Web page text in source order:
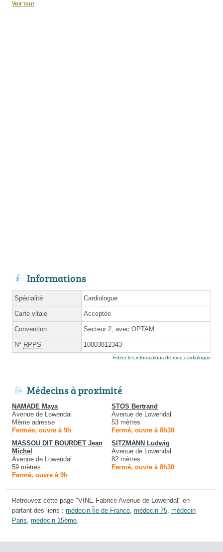
Voir tout
Informations
Spécialité Cardiologue
Carte vitale Acceptée
Convention Secteur 2, avec OPTAM
N° RPPS 10003812343
Éditer les informations de mon cardiologue
Médecins à proximité
NAMADE Maya
Avenue de Lowendal
Même adresse
Fermée, ouvre à 9h
STOS Bertrand
Avenue de Lowendal
53 mètres
Fermé, ouvre à 8h30
MASSOU DIT BOURDET Jean
Michel
Avenue de Lowendal
59 mètres
Fermé, ouvre à 9h
SITZMANN Ludwig
Avenue de Lowendal
82 mètres
Fermé, ouvre à 8h30
Retrouvez cette page "VINE Fabrice Avenue de Lowendal" en
partant des liens : médecin Île-de-France, médecin 75, médecin
Paris, médecin 15ème.